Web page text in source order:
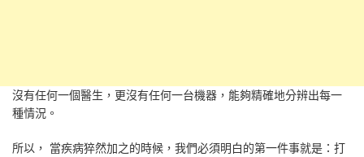
沒有任何一個醫生，更沒有任何一台機器，能夠精確地分辨出每一
種情況。
所以， 當疾病猝然加之的時候，我們必須明白的第一件事就是：打